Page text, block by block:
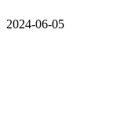
2024-06-05